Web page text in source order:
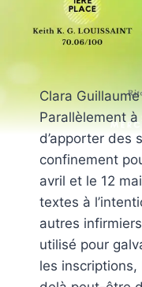
Clara
Parallèlement
d’apporter des
confinement
avril et le 12
textes à
autres
utilisé pour
les